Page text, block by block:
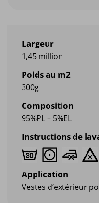
Largeur
1,45 million
Poids au m2
300g
Composition
95%PL – 5%EL
Instructions de
Application
Vestes d’extérieur